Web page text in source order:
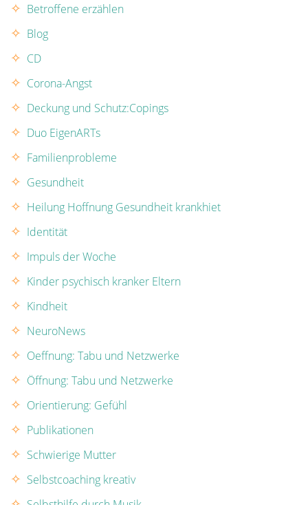
Betroffene erzählen
Blog
CD
Corona-Angst
Deckung und Schutz:Copings
Duo EigenARTs
Familienprobleme
Gesundheit
Heilung Hoffnung Gesundheit krankhiet
Identität
Impuls der Woche
Kinder psychisch kranker Eltern
Kindheit
NeuroNews
Oeffnung: Tabu und Netzwerke
Öffnung: Tabu und Netzwerke
Orientierung: Gefühl
Publikationen
Schwierige Mutter
Selbstcoaching kreativ